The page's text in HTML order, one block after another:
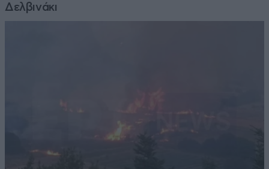
Δελβινάκι